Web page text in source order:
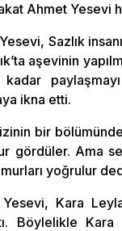
Ahmet Yesevi
Sazlık
aşevinin
kadar
ikna etti.
bir
gördüler. Ama
yoğrulur
Kara
Böylelikle